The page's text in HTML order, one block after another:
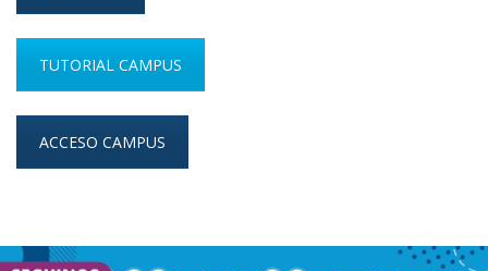
TUTORIAL CAMPUS
ACCESO CAMPUS